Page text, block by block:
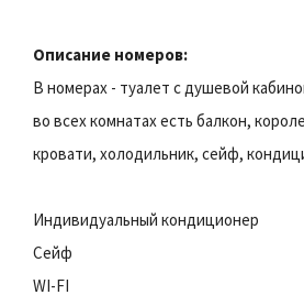
Описание номеров:
В номерах - туалет с душевой
во всех комнатах есть балкон,
кровати, холодильник, сейф,
Индивидуальный кондиционер
Сейф
WI-FI